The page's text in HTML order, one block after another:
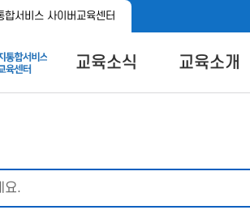
합서비스 사이버교육센터
아동복지통합서비스 사이버교육센터
교육소식 교육소개